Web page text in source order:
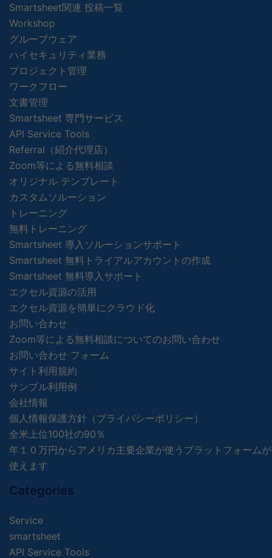
Smartsheet関連 投稿一覧
Workshop
グループウェア
ハイセキュリティ業務
プロジェクト管理
ワークフロー
文書管理
Smartsheet 専門サービス
API Service Tools
Referral（紹介代理店）
Zoom等による無料相談
オリジナル テンプレート
カスタムソルーション
トレーニング
無料トレーニング
Smartsheet 導入ソルーションサポート
Smartsheet 無料トライアルアカウントの作成
Smartsheet 無料導入サポート
エクセル資源の活用
エクセル資源を簡単にクラウド化
お問い合わせ
Zoom等による無料相談についてのお問い合わせ
お問い合わせ フォーム
サイト利用規約
サンプル利用例
会社情報
個人情報保護方針（プライバシーポリシー）
全米上位100社の90％
年１０万円からアメリカ主要企業が使うプラットフォームが
使えます
Categories
Service
smartsheet
API Service Tools